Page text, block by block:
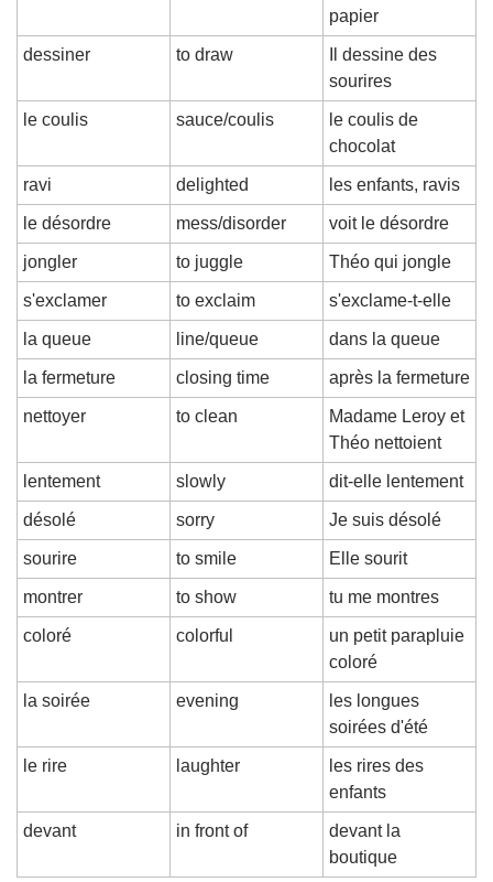
papier
dessiner to draw
Il dessine des
sourires
le coulis sauce/coulis
le coulis de
chocolat
ravi delighted les enfants, ravis
le désordre mess/disorder voit le désordre
jongler to juggle Théo qui jongle
s'exclamer to exclaim s'exclame-t-elle
la queue line/queue dans la queue
la fermeture closing time après la fermeture
nettoyer to clean
Madame Leroy et
Théo nettoient
lentement slowly dit-elle lentement
désolé sorry Je suis désolé
sourire to smile Elle sourit
montrer to show tu me montres
coloré colorful
un petit parapluie
coloré
la soirée evening
les longues
soirées d'été
le rire laughter
les rires des
enfants
devant in front of
devant la
boutique